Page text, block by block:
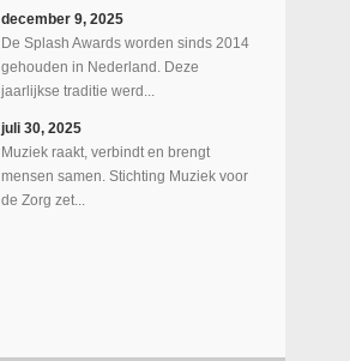
december 9, 2025
De Splash Awards worden sinds 2014
gehouden in Nederland. Deze
jaarlijkse traditie werd...
juli 30, 2025
Muziek raakt, verbindt en brengt
mensen samen. Stichting Muziek voor
de Zorg zet...